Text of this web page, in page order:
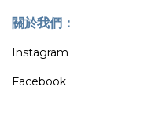
關於我們：
Instagram
Facebook